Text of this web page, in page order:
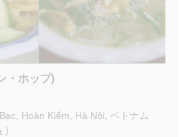
・ホップ)
Hoàn Kiếm, Hà Nội, ベトナム
)